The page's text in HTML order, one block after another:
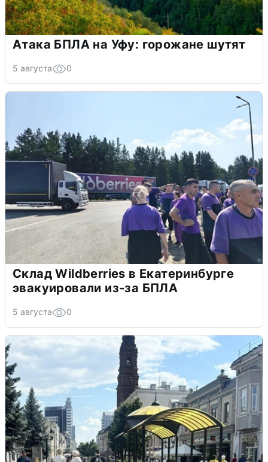
Атака БПЛА на Уфу: горожане шутят
5 августа 0
Склад Wildberries в Екатеринбурге
эвакуировали из-за БПЛА
5 августа 0